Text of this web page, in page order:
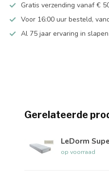
Gratis verzending vanaf €
Voor 16:00 uur besteld,
Al 75 jaar ervaring in slapen
Gerelateerde
LeDorm
op voorraad